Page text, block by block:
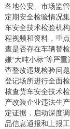
各地公安、市场监
定期安全检验情况
车安全技术检验机
程视频和资料，重
查是否存在车辆替
嫌“大吨小标”等严
查整改违规检验问
登记场所进行全面
核查货车安全技术
产改装企业违法生
定证据，启动深度
品信息通报和上报工